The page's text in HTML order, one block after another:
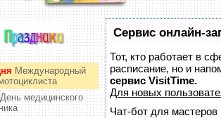
Международный
медицинского
Сервис онлайн-
Тот, кто работает в
расписание, но и
сервис VisitTime.
Для новых
Чат-бот для